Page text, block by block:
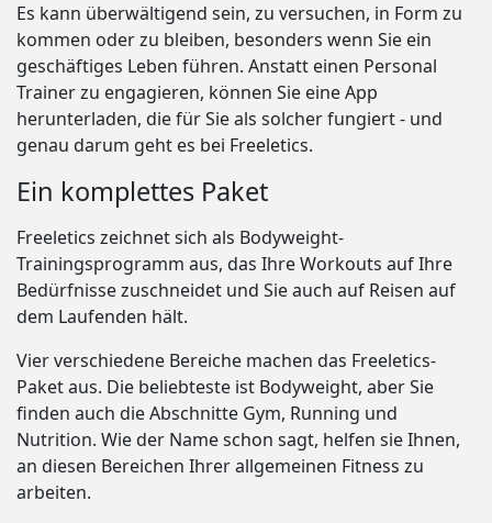
Es kann überwältigend sein, zu versuchen, in Form zu
kommen oder zu bleiben, besonders wenn Sie ein
geschäftiges Leben führen. Anstatt einen Personal
Trainer zu engagieren, können Sie eine App
herunterladen, die für Sie als solcher fungiert - und
genau darum geht es bei Freeletics.
Ein komplettes Paket
Freeletics zeichnet sich als Bodyweight-
Trainingsprogramm aus, das Ihre Workouts auf Ihre
Bedürfnisse zuschneidet und Sie auch auf Reisen auf
dem Laufenden hält.
Vier verschiedene Bereiche machen das Freeletics-
Paket aus. Die beliebteste ist Bodyweight, aber Sie
finden auch die Abschnitte Gym, Running und
Nutrition. Wie der Name schon sagt, helfen sie Ihnen,
an diesen Bereichen Ihrer allgemeinen Fitness zu
arbeiten.